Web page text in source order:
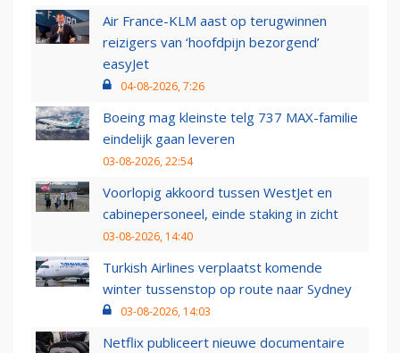
Air France-KLM aast op terugwinnen
reizigers van ‘hoofdpijn bezorgend’
easyJet
04-08-2026, 7:26
Boeing mag kleinste telg 737 MAX-familie
eindelijk gaan leveren
03-08-2026, 22:54
Voorlopig akkoord tussen WestJet en
cabinepersoneel, einde staking in zicht
03-08-2026, 14:40
Turkish Airlines verplaatst komende
winter tussenstop op route naar Sydney
03-08-2026, 14:03
Netflix publiceert nieuwe documentaire